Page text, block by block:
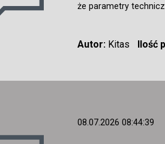
że parametry
Autor: Kitas Ilość
08.07.2026 08:44:39